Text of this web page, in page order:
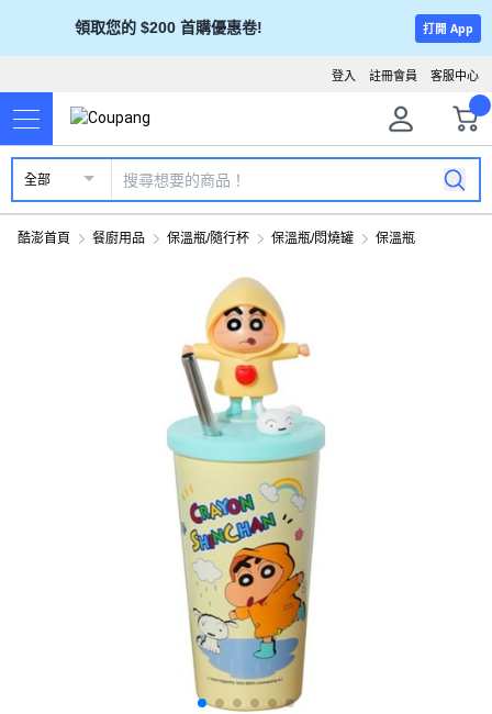
領取您的 $200 首購優惠卷! 打開 App
客服中心
註冊會員
登入
全部
酷澎首頁 餐廚用品 保溫瓶/隨行杯 保溫瓶/悶燒罐 保溫瓶